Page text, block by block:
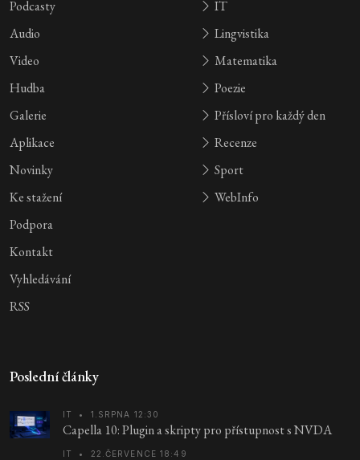
Podcasty
Audio
Video
Hudba
Galerie
Aplikace
Novinky
Ke stažení
Podpora
Kontakt
Vyhledávání
RSS
IT
Lingvistika
Matematika
Poezie
Přísloví pro každý den
Recenze
Sport
WebInfo
Poslední články
IT • 1.SRPNA 12:30
Capella 10: Plugin a skripty pro přístupnost s NVDA
IT • 22.ČERVENCE 18:49